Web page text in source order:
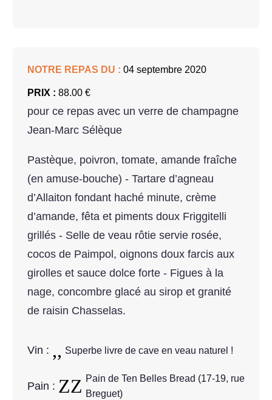
NOTRE REPAS DU : 04 septembre 2020
PRIX : 88.00 €
pour ce repas avec un verre de champagne
Jean-Marc Sélèque
Pastèque, poivron, tomate, amande fraîche
(en amuse-bouche) - Tartare d’agneau
d’Allaiton fondant haché minute, crème
d’amande, fêta et piments doux Friggitelli
grillés - Selle de veau rôtie servie rosée,
cocos de Paimpol, oignons doux farcis aux
girolles et sauce dolce forte - Figues à la
nage, concombre glacé au sirop et granité
de raisin Chasselas.
Vin : Superbe livre de cave en veau naturel !
Pain :
Pain de Ten Belles Bread (17-19, rue
Breguet)